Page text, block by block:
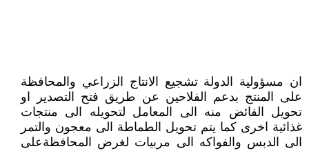
ان مسؤولية الدولة تشجيع الانتاج الزراعي والمحافظة
على المنتج بدعم الفلاحين عن طريق فتح التصدير او
تحويل الفائض منه الى المعامل لتحويله الى منتجات
غذائية اخرى كما يتم تحويل الطماطة الى معجون والتمر
الى الدبس والفواكه الى مربيات لغرض المحافظةعلى